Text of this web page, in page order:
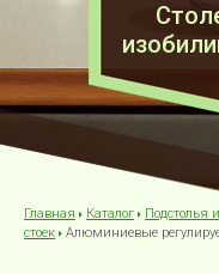
Главная Каталог
Подстолья
стоек
Алюминиевые